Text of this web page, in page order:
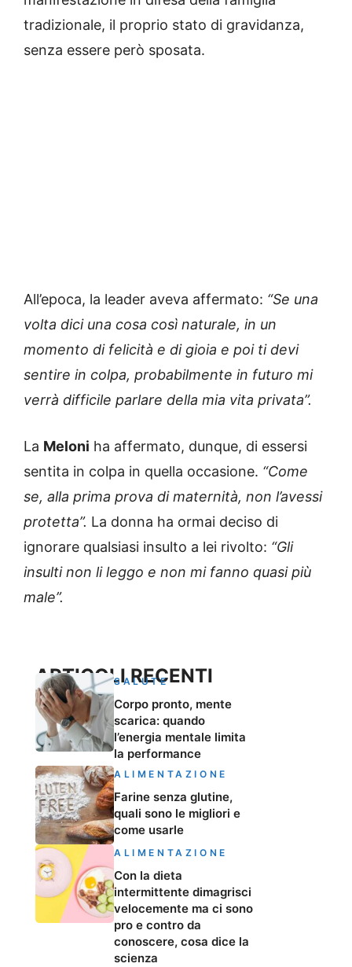
tradizionale, il proprio stato di gravidanza,
senza essere però sposata.
All’epoca, la leader aveva affermato: “Se una
volta dici una cosa così naturale, in un
momento di felicità e di gioia e poi ti devi
sentire in colpa, probabilmente in futuro mi
verrà difficile parlare della mia vita privata”.
La Meloni ha affermato, dunque, di essersi
sentita in colpa in quella occasione. “Come
se, alla prima prova di maternità, non l’avessi
protetta”. La donna ha ormai deciso di
ignorare qualsiasi insulto a lei rivolto: “Gli
insulti non li leggo e non mi fanno quasi più
male”.
ARTICOLI RECENTI
SALUTE
Corpo pronto, mente
scarica: quando
l’energia mentale limita
la performance
ALIMENTAZIONE
Farine senza glutine,
quali sono le migliori e
come usarle
ALIMENTAZIONE
Con la dieta
intermittente dimagrisci
velocemente ma ci sono
pro e contro da
conoscere, cosa dice la
scienza